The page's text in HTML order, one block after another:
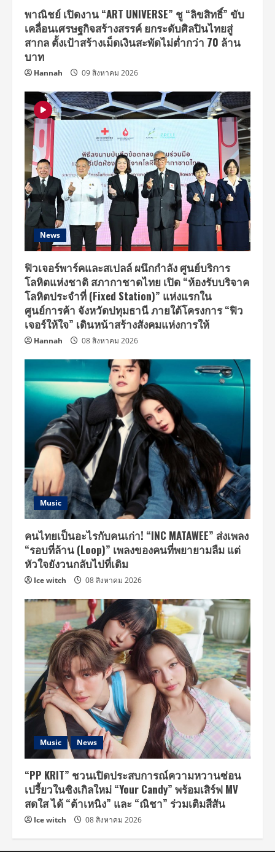
จัด
งาน”“ผู้
สมัคร
ทาง
ออนไลน์
และ
ผู้
เข้า
รอบ
ชิง
ชนะ
เลิศ
16
ทีม”
พาณิชย์ เปิดงาน “ART UNIVERSE” ชู “ลิขสิทธิ์” ขับ
เคลื่อนเศรษฐกิจสร้างสรรค์ ยกระดับศิลปินไทยสู่
สากล ตั้งเป้าสร้างเม็ดเงินสะพัดไม่ต่ำกว่า 70 ล้าน
บาท
Hannah 09 สิงหาคม 2026
News
ฟิวเจอร์พาร์คและสเปลล์ ผนึกกำลัง ศูนย์บริการ
โลหิตแห่งชาติ สภากาชาดไทย เปิด “ห้องรับบริจาค
โลหิตประจำที่ (Fixed Station)” แห่งแรกใน
ศูนย์การค้า จังหวัดปทุมธานี ภายใต้โครงการ “ฟิว
เจอร์ให้ใจ” เดินหน้าสร้างสังคมแห่งการให้
Hannah 08 สิงหาคม 2026
Music
คนไทยเป็นอะไรกับคนเก่า! “INC MATAWEE” ส่งเพลง
“รอบที่ล้าน (Loop)” เพลงของคนที่พยายามลืม แต่
หัวใจยังวนกลับไปที่เดิม
Ice witch 08 สิงหาคม 2026
Music News
“PP KRIT” ชวนเปิดประสบการณ์ความหวานซ่อน
เปรี้ยวในซิงเกิลใหม่ “Your Candy” พร้อมเสิร์ฟ MV
สดใส ได้ “ต้าเหนิง” และ “ณิชา” ร่วมเติมสีสัน
Ice witch 08 สิงหาคม 2026